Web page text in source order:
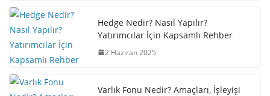
Hedge Nedir? Nasıl Yapılır?
Yatırımcılar İçin Kapsamlı Rehber
2 Haziran 2025
Varlık Fonu Nedir? Amaçları, İşleyişi